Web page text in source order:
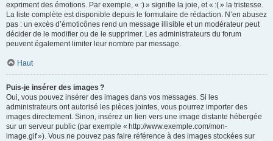
expriment des émotions. Par exemple, « :) » signifie la joie, et « :( » la tristesse.
La liste complète est disponible depuis le formulaire de rédaction. N’en abusez
pas : un excès d’émoticônes rend un message illisible et un modérateur peut
décider de le modifier ou de le supprimer. Les administrateurs du forum
peuvent également limiter leur nombre par message.
Haut
Puis-je insérer des images ?
Oui, vous pouvez insérer des images dans vos messages. Si les
administrateurs ont autorisé les pièces jointes, vous pourrez importer des
images directement. Sinon, insérez un lien vers une image distante hébergée
sur un serveur public (par exemple « http://www.exemple.com/mon-
image.gif »). Vous ne pouvez pas faire référence à des images stockées sur